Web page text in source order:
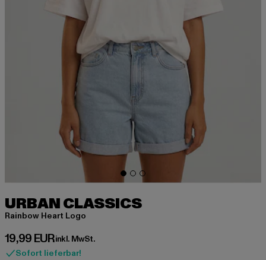
URBAN CLASSICS
Rainbow Heart Logo
19,99 EUR
Derzeitiger Preis: 19,99 EUR
inkl. MwSt.
Sofort lieferbar!